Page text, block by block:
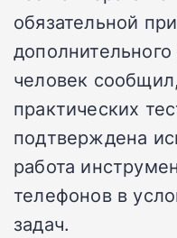
обязательной
человек
практических
подтверждена
работа
телефонов в
задач.